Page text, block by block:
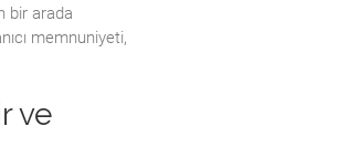
bir arada
memnuniyeti,
ve